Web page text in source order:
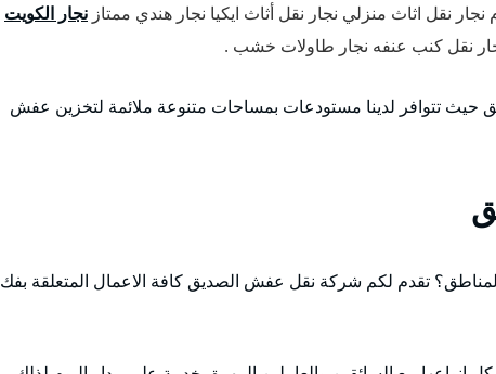
نقل اثاث منزلي نجار نقل أثاث ايكيا نجار هندي ممتاز نجار الكويت
نقل كنب عنفه نجار طاولات خشب .
تتوافر لدينا مستودعات بمساحات متنوعة ملائمة لتخزين عفش
تقدم لكم شركة نقل عفش الصديق كافة الاعمال المتعلقة بفك